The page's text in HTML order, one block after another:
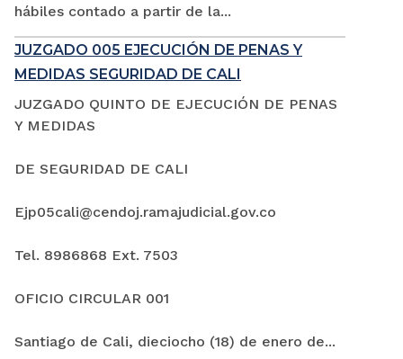
hábiles contado a partir de la...
JUZGADO 005 EJECUCIÓN DE PENAS Y
MEDIDAS SEGURIDAD DE CALI
JUZGADO QUINTO DE EJECUCIÓN DE PENAS
Y MEDIDAS
DE SEGURIDAD DE CALI
Ejp05cali@cendoj.ramajudicial.gov.co
Tel. 8986868 Ext. 7503
OFICIO CIRCULAR 001
Santiago de Cali, dieciocho (18) de enero de...